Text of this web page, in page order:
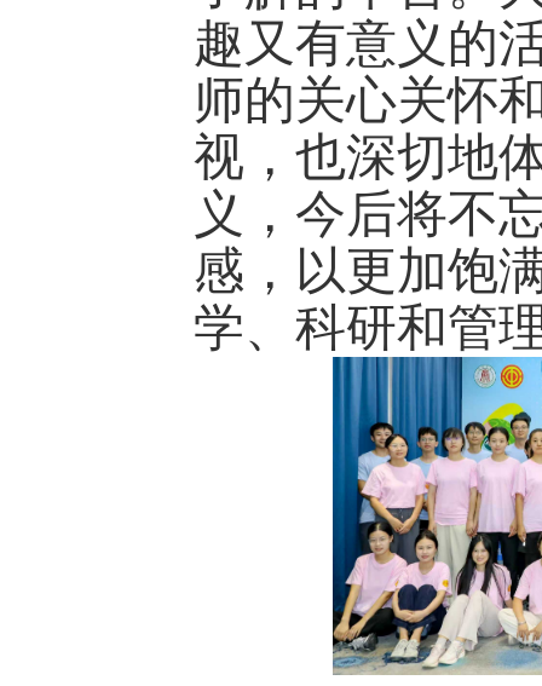
趣又有意义的
师的关心关怀
视，也深切地
义，今后将不
感，以更加饱
学、科研和管